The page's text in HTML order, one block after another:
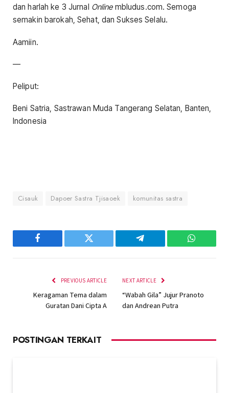
dan harlah ke 3 Jurnal Onlinembludus.com. Semoga
semakin barokah, Sehat, dan Sukses Selalu.
Aamiin.
—
Peliput:
Beni Satria, Sastrawan Muda Tangerang Selatan, Banten,
Indonesia
Cisauk Dapoer Sastra Tjisaoek komunitas sastra
Facebook Twitter Telegram
PREVIOUS ARTICLE
Keragaman Tema dalam
Guratan Dani Cipta A
NEXT ARTICLE
“Wabah Gila” Jujur Pranoto
dan Andrean Putra
POSTINGAN TERKAIT